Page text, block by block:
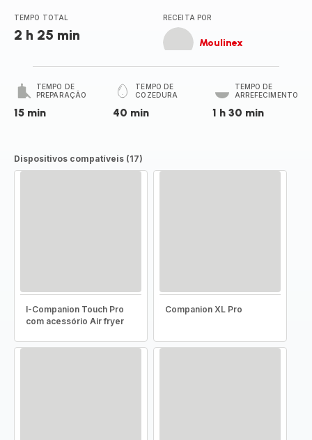
TEMPO TOTAL
2 h 25 min
RECEITA POR
Moulinex
TEMPO DE
PREPARAÇÃO
15 min
TEMPO DE
COZEDURA
40 min
TEMPO DE
ARREFECIMENTO
1 h 30 min
Dispositivos compatíveis (17)
I-Companion Touch Pro
com acessório Air fryer
Companion XL Pro